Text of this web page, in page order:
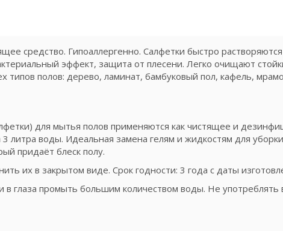
средство. Гипоаллергенно. Салфетки быстро
эффект, защита от плесени. Легко очищают
полов: дерево, ламинат, бамбуковый пол, кафель,
для мытья полов применяются как чистящее и
3 литра воды. Идеальная замена гелям и жидкостям для
придаёт блеск полу.
их в закрытом виде. Срок годности: 3 года с даты
глаза промыть большим количеством воды. Не употреблять